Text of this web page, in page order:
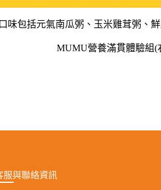
味包括元氣南瓜粥、玉米雞茸粥、
MUMU營養滿貫體驗組(
服與聯絡資訊